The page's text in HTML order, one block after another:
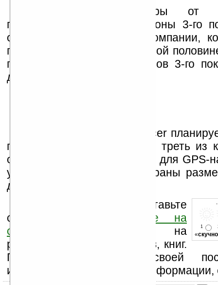
Первые коммуникаторы от
представлять собой телефоны 3-го
отметили представители компании,
появятся в продаже во второй
года, когда рынок телефонов 3-го
достаточно развит.
Кроме того, компания Acer
продать 1.5 миллиона КПК, треть из
оборудованы устройствами для GPS-
устройства будут иметь экраны
дюймов.
1
«скучно
Оцените новость и оставьте
свой комментарий
ниже на
странице
на
рассылку новостей, файлов, книг.
Поддержите Ладошки своей
изучением коммерческой